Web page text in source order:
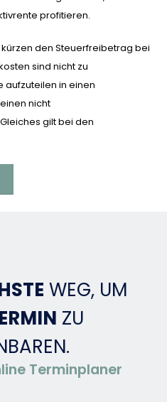
profitieren.
den Steuerfreibetrag bei
sind nicht zu
aufzuteilen in einen
nicht
gilt bei den
WEG, UM
ZU
Terminplaner